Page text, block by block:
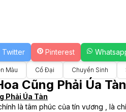
Twitter Pinterest
Màu Cổ Đại Chuyển Sinh
Cũng Phải Úa Tàn
Phải Úa Tàn
là tâm phúc của tín vương , là